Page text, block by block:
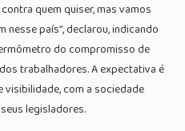
quem quiser, mas vamos
país”, declarou, indicando
do compromisso de
trabalhadores. A expectativa é
visibilidade, com a sociedade
legisladores.